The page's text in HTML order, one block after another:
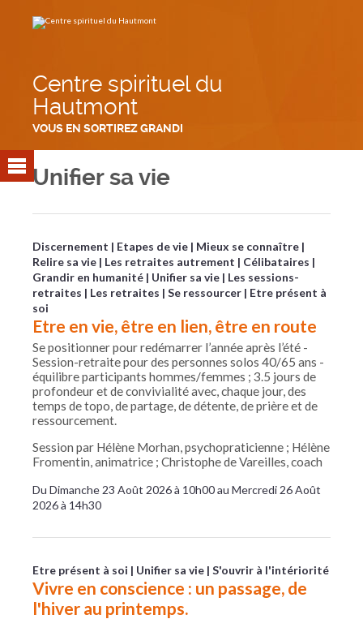
contenu.
Centre spirituel du
Hautmont
VOUS EN SORTIREZ GRANDI
Unifier sa vie
Discernement Etapes de vie
Mieux se connaître
Relire sa vie
Les retraites autrement
Célibataires
Grandir en humanité
Unifier sa vie
Les sessions-
retraites
Les retraites Se ressourcer
Etre présent à
soi
Etre en vie, être en lien, être en route
Se positionner pour redémarrer l’année après l’été -
Session-retraite pour des personnes solos 40/65 ans -
équilibre participants hommes/femmes ; 3.5 jours de
profondeur et de convivialité avec, chaque jour, des
temps de topo, de partage, de détente, de prière et de
ressourcement.
Session par Hélène Morhan, psychopraticienne ; Hélène
Fromentin, animatrice ; Christophe de Vareilles, coach
Du Dimanche 23 Août 2026 à 10h00 au Mercredi 26 Août
2026 à 14h30
Etre présent à soi Unifier sa vie S'ouvrir à l'intériorité
Vivre en conscience : un passage, de
l'hiver au printemps.